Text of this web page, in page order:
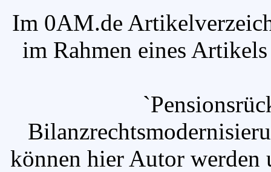
Im 0AM.de
im Rahmen eines
können hier Autor